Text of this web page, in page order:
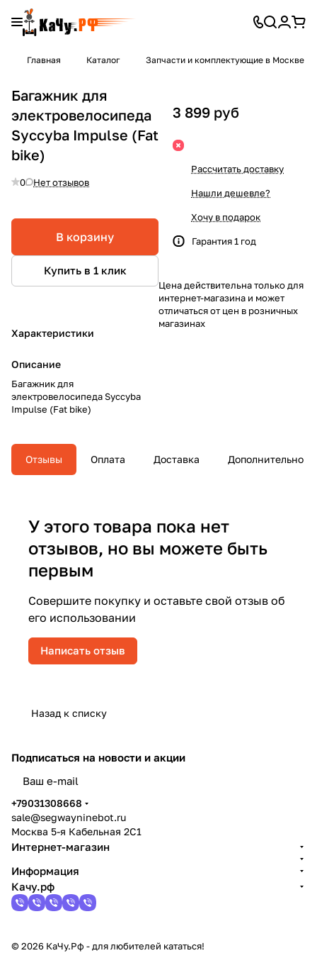
Главная Каталог Запчасти и комплектующие в Москве
Багажник для
электровелосипеда
Syccyba Impulse (Fat
bike)
0 Нет отзывов
В корзину
Купить в 1 клик
Характеристики
Описание
Багажник для
электровелосипеда Syccyba
Impulse (Fat bike)
3 899 руб
Рассчитать доставку
Нашли дешевле?
Хочу в подарок
Гарантия 1 год
Цена действительна только для
интернет-магазина и может
отличаться от цен в розничных
магазинах
Отзывы Оплата Доставка Дополнительно
У этого товара пока нет
отзывов, но вы можете быть
первым
Совершите покупку и оставьте свой отзыв об
его использовании
Написать отзыв
Назад к списку
Подписаться на новости и акции
+79031308668
sale@segwayninebot.ru
Москва 5-я Кабельная 2С1
Интернет-магазин
Информация
Качу.рф
© 2026 КаЧу.Рф - для любителей кататься!